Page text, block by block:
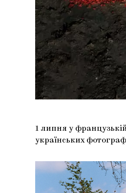
1 липня у
українських